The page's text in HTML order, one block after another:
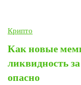
Крипто
Как новые
ликвидность
опасно